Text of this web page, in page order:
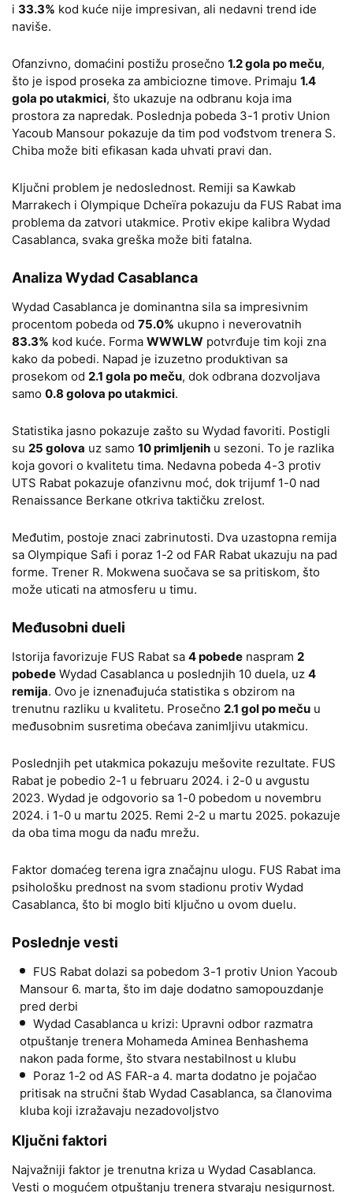
i 33.3% kod kuće nije impresivan, ali nedavni trend ide
naviše.
Ofanzivno, domaćini postižu prosečno 1.2 gola po meču,
što je ispod proseka za ambiciozne timove. Primaju 1.4
gola po utakmici, što ukazuje na odbranu koja ima
prostora za napredak. Poslednja pobeda 3-1 protiv Union
Yacoub Mansour pokazuje da tim pod vođstvom trenera S.
Chiba može biti efikasan kada uhvati pravi dan.
Ključni problem je nedoslednost. Remiji sa Kawkab
Marrakech i Olympique Dcheïra pokazuju da FUS Rabat ima
problema da zatvori utakmice. Protiv ekipe kalibra Wydad
Casablanca, svaka greška može biti fatalna.
Analiza Wydad Casablanca
Wydad Casablanca je dominantna sila sa impresivnim
procentom pobeda od 75.0% ukupno i neverovatnih
83.3% kod kuće. Forma WWWLW potvrđuje tim koji zna
kako da pobedi. Napad je izuzetno produktivan sa
prosekom od 2.1 gola po meču, dok odbrana dozvoljava
samo 0.8 golova po utakmici.
Statistika jasno pokazuje zašto su Wydad favoriti. Postigli
su 25 golova uz samo 10 primljenih u sezoni. To je razlika
koja govori o kvalitetu tima. Nedavna pobeda 4-3 protiv
UTS Rabat pokazuje ofanzivnu moć, dok trijumf 1-0 nad
Renaissance Berkane otkriva taktičku zrelost.
Međutim, postoje znaci zabrinutosti. Dva uzastopna remija
sa Olympique Safi i poraz 1-2 od FAR Rabat ukazuju na pad
forme. Trener R. Mokwena suočava se sa pritiskom, što
može uticati na atmosferu u timu.
Međusobni dueli
Istorija favorizuje FUS Rabat sa 4 pobede naspram 2
pobede Wydad Casablanca u poslednjih 10 duela, uz 4
remija. Ovo je iznenađujuća statistika s obzirom na
trenutnu razliku u kvalitetu. Prosečno 2.1 gol po meču u
međusobnim susretima obećava zanimljivu utakmicu.
Poslednjih pet utakmica pokazuju mešovite rezultate. FUS
Rabat je pobedio 2-1 u februaru 2024. i 2-0 u avgustu
2023. Wydad je odgovorio sa 1-0 pobedom u novembru
2024. i 1-0 u martu 2025. Remi 2-2 u martu 2025. pokazuje
da oba tima mogu da nađu mrežu.
Faktor domaćeg terena igra značajnu ulogu. FUS Rabat ima
psihološku prednost na svom stadionu protiv Wydad
Casablanca, što bi moglo biti ključno u ovom duelu.
Poslednje vesti
FUS Rabat dolazi sa pobedom 3-1 protiv Union Yacoub
Mansour 6. marta, što im daje dodatno samopouzdanje
pred derbi
Wydad Casablanca u krizi: Upravni odbor razmatra
otpuštanje trenera Mohameda Aminea Benhashema
nakon pada forme, što stvara nestabilnost u klubu
Poraz 1-2 od AS FAR-a 4. marta dodatno je pojačao
pritisak na stručni štab Wydad Casablanca, sa članovima
kluba koji izražavaju nezadovoljstvo
Ključni faktori
Najvažniji faktor je trenutna kriza u Wydad Casablanca.
Vesti o mogućem otpuštanju trenera stvaraju nesigurnost.